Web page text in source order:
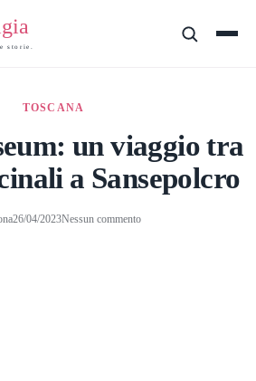
storie.
TOSCANA
un viaggio tra
a Sansepolcro
26/04/2023Nessun commento